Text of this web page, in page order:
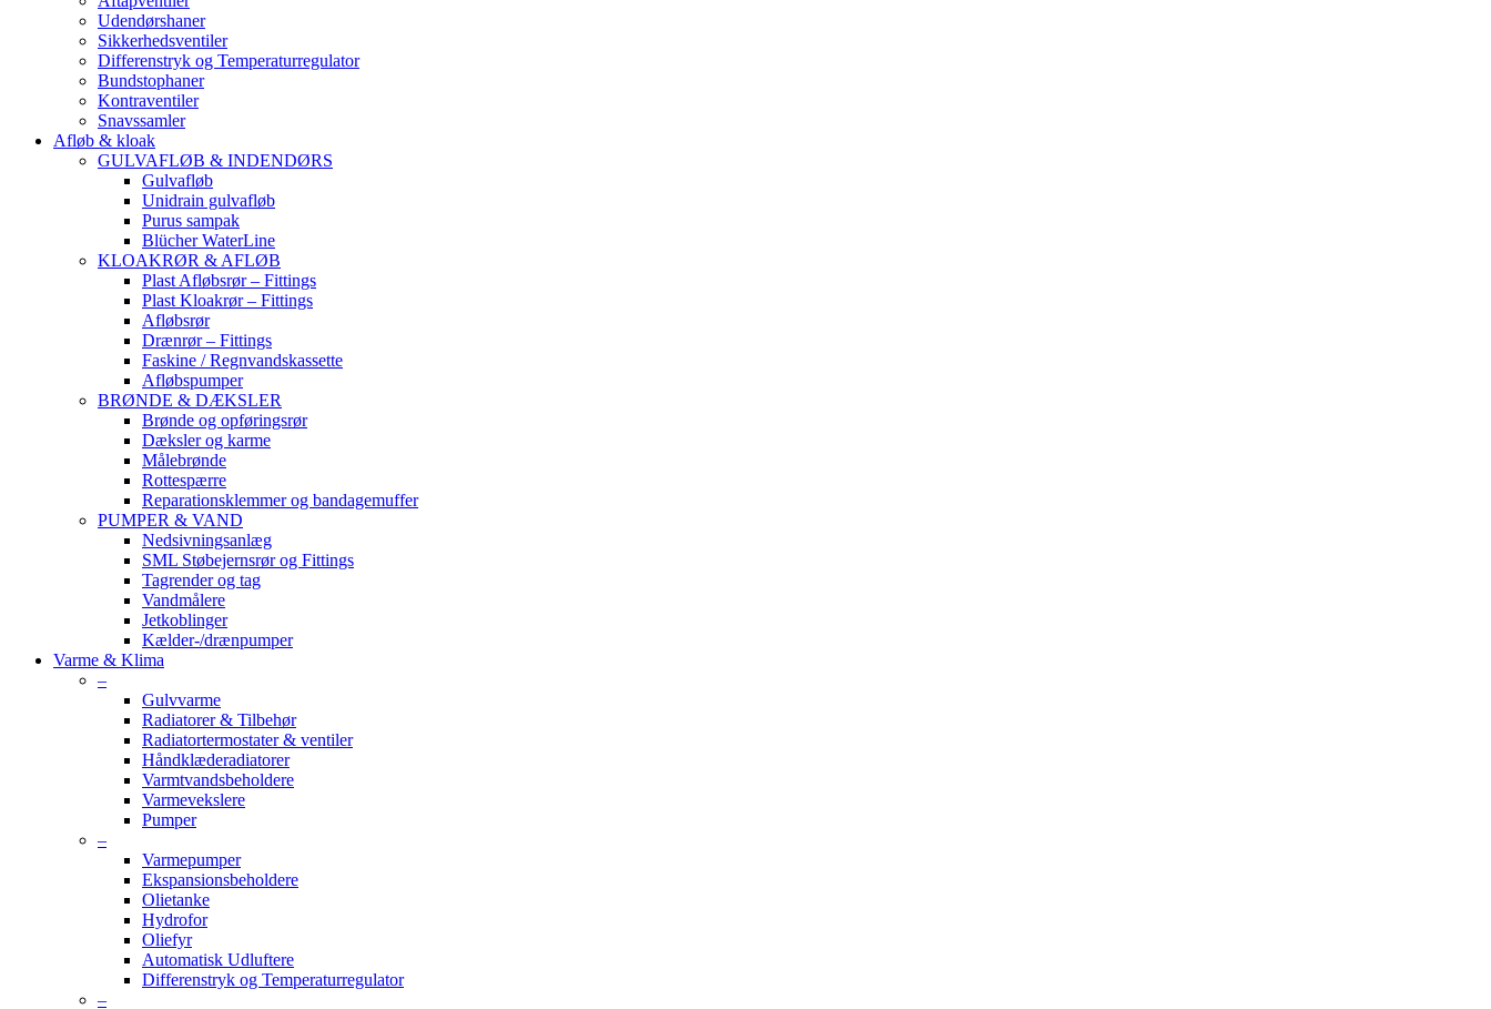
Udendørshaner
Sikkerhedsventiler
Differenstryk og Temperaturregulator
Bundstophaner
Kontraventiler
Snavssamler
Afløb & kloak
GULVAFLØB & INDENDØRS
Gulvafløb
Unidrain gulvafløb
Purus sampak
Blücher WaterLine
KLOAKRØR & AFLØB
Plast Afløbsrør – Fittings
Plast Kloakrør – Fittings
Afløbsrør
Drænrør – Fittings
Faskine / Regnvandskassette
Afløbspumper
BRØNDE & DÆKSLER
Brønde og opføringsrør
Dæksler og karme
Målebrønde
Rottespærre
Reparationsklemmer og bandagemuffer
PUMPER & VAND
Nedsivningsanlæg
SML Støbejernsrør og Fittings
Tagrender og tag
Vandmålere
Jetkoblinger
Kælder-/drænpumper
Varme & Klima
–
Gulvvarme
Radiatorer & Tilbehør
Radiatortermostater & ventiler
Håndklæderadiatorer
Varmtvandsbeholdere
Varmevekslere
Pumper
–
Varmepumper
Ekspansionsbeholdere
Olietanke
Hydrofor
Oliefyr
Automatisk Udluftere
Differenstryk og Temperaturregulator
–